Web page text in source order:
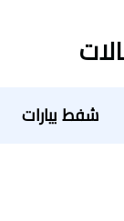
شفط بيارات